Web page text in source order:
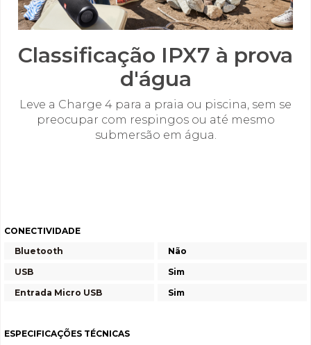
Classificação IPX7 à prova
d'água
Leve a Charge 4 para a praia ou piscina, sem se
preocupar com respingos ou até mesmo
submersão em água.
CONECTIVIDADE
Bluetooth
Não
USB
Sim
Entrada Micro USB
Sim
ESPECIFICAÇÕES TÉCNICAS